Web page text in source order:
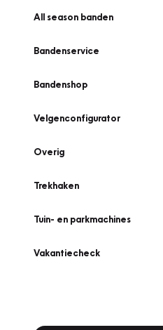
All season banden
Bandenservice
Bandenshop
Velgenconfigurator
Overig
Trekhaken
Tuin- en parkmachines
Vakantiecheck